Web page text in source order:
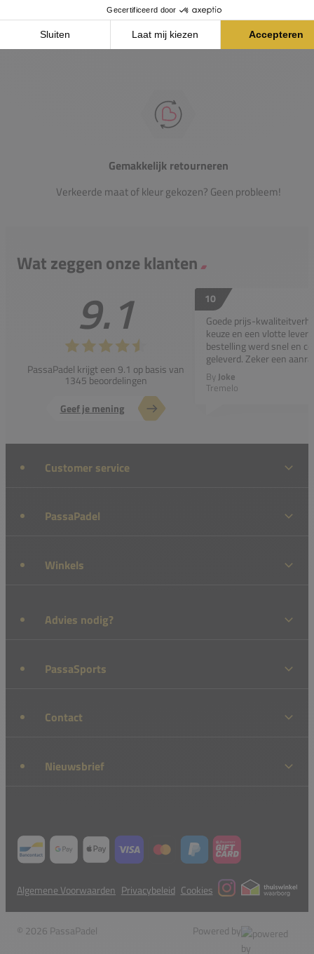
Heb je vragen over onze producten? Onze specialisten
helpen je graag verder.
Gemakkelijk retourneren
Verkeerde maat of kleur gekozen? Geen probleem!
Wat zeggen onze klanten
9.1
PassaPadel krijgt een 9.1 op basis van
1345 beoordelingen
Geef je mening
10
Goede prijs-
keuze en een vlotte
bestelling werd snel en
geleverd. Zeker een
By Joke
Tremelo
Customer service
PassaPadel
Winkels
Advies nodig?
PassaSports
Contact
Nieuwsbrief
Algemene Voorwaarden Privacybeleid Cookies
© 2026 PassaPadel Powered by